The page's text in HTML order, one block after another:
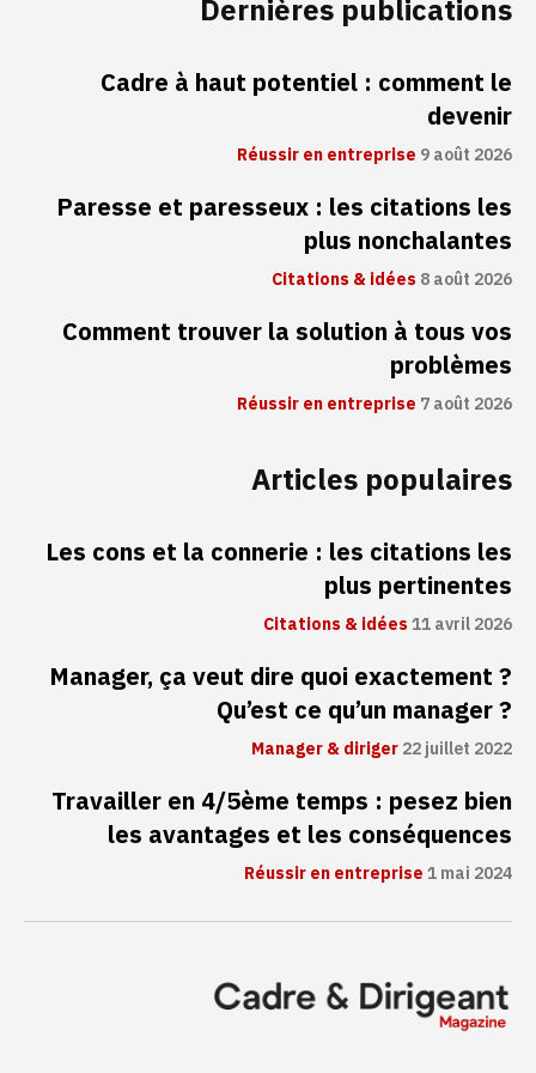
Dernières publications
Cadre à haut potentiel : comment le
devenir
Réussir en entreprise 9 août 2026
Paresse et paresseux : les citations les
plus nonchalantes
Citations & idées8 août 2026
Comment trouver la solution à tous vos
problèmes
Réussir en entreprise 7 août 2026
Articles populaires
Les cons et la connerie : les citations les
plus pertinentes
Citations & idées11 avril 2026
Manager, ça veut dire quoi exactement ?
Qu’est ce qu’un manager ?
Manager & diriger22 juillet 2022
Travailler en 4/5ème temps : pesez bien
les avantages et les conséquences
Réussir en entreprise1 mai 2024